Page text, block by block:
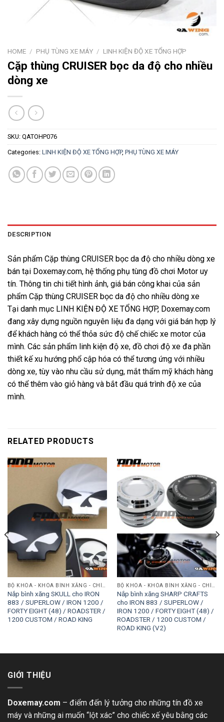
HOME / PHỤ TÙNG XE MÁY / LINH KIỆN ĐỘ XE TỔNG HỢP
Cặp thùng CRUISER bọc da độ cho nhiều
dòng xe
SKU: QATOHP076
Categories: LINH KIỆN ĐỘ XE TỔNG HỢP, PHỤ TÙNG XE MÁY
DESCRIPTION
Sản phẩm Cặp thùng CRUISER bọc da độ cho nhiều dòng xe
bán tại Doxemay.com, hệ thống phụ tùng đồ chơi Motor uy
tín. Thông tin chi tiết hình ảnh, giá bán công khai của sản
phẩm Cặp thùng CRUISER bọc da độ cho nhiều dòng xe
Tại danh mục LINH KIỆN ĐỘ XE TỔNG HỢP, Doxemay.com
đang xây dựng nguồn nguyên liệu đa dạng với giá bán hợp lý
để khách hàng có thể thỏa sức độ chế chiếc xe motor của
mình. Các sản phẩm linh kiện độ xe, đồ chơi độ xe đa phần
thiết kế xu hướng phổ cập hóa có thể tương ứng với nhiều
dòng xe, tùy vào nhu cầu sử dụng, mắt thẩm mỹ khách hàng
có thể thêm vào giỏ hàng và bắt đầu quá trình độ xe của
mình.
RELATED PRODUCTS
Nắp bình xăng SKULL cho IRON
883 / SUPERLOW / IRON 1200 /
FORTY EIGHT (48) / ROADSTER /
1200 CUSTOM / ROAD KING
Nắp bình xăng SHARP CRAFTS
cho IRON 883 / SUPERLOW /
IRON 1200 / FORTY EIGHT (48) /
ROADSTER / 1200 CUSTOM /
ROAD KING (V2)
GIỚI THIỆU
Doxemay.com – điểm đến lý tưởng cho những tín đồ xe
máy và những ai muốn “lột xác” cho chiếc xế yêu bằng các